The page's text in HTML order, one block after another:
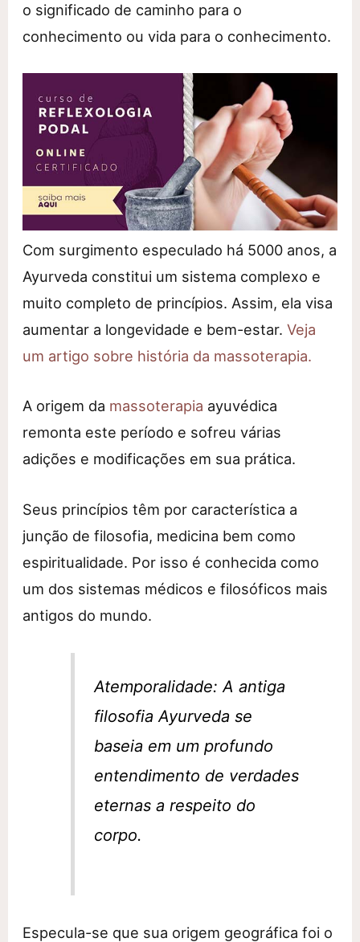
o significado de caminho para o
conhecimento ou vida para o conhecimento.
Com surgimento especulado há 5000 anos, a
Ayurveda constitui um sistema complexo e
muito completo de princípios. Assim, ela visa
aumentar a longevidade e bem-estar.Veja
um artigo sobre história da massoterapia.
A origem da massoterapia ayuvédica
remonta este período e sofreu várias
adições e modificações em sua prática.
Seus princípios têm por característica a
junção de filosofia, medicina bem como
espiritualidade. Por isso é conhecida como
um dos sistemas médicos e filosóficos mais
antigos do mundo.
Atemporalidade: A antiga
filosofia Ayurveda se
baseia em um profundo
entendimento de verdades
eternas a respeito do
corpo.
Especula-se que sua origem geográfica foi o